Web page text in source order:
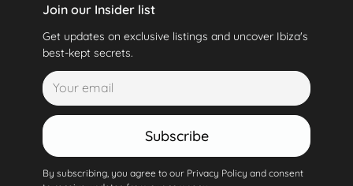
Join our Insider list
Get updates on exclusive listings and uncover Ibiza's
best-kept secrets.
Subscribe
By subscribing, you agree to our Privacy Policy and consent